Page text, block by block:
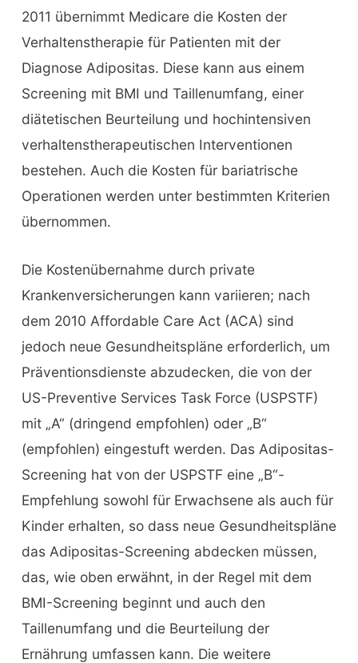
2011 übernimmt Medicare die Kosten der
Verhaltenstherapie für Patienten mit der
Diagnose Adipositas. Diese kann aus einem
Screening mit BMI und Taillenumfang, einer
diätetischen Beurteilung und hochintensiven
verhaltenstherapeutischen Interventionen
bestehen. Auch die Kosten für bariatrische
Operationen werden unter bestimmten Kriterien
übernommen.
Die Kostenübernahme durch private
Krankenversicherungen kann variieren; nach
dem 2010 Affordable Care Act (ACA) sind
jedoch neue Gesundheitspläne erforderlich, um
Präventionsdienste abzudecken, die von der
US-Preventive Services Task Force (USPSTF)
mit „A“ (dringend empfohlen) oder „B“
(empfohlen) eingestuft werden. Das Adipositas-
Screening hat von der USPSTF eine „B“-
Empfehlung sowohl für Erwachsene als auch für
Kinder erhalten, so dass neue Gesundheitspläne
das Adipositas-Screening abdecken müssen,
das, wie oben erwähnt, in der Regel mit dem
BMI-Screening beginnt und auch den
Taillenumfang und die Beurteilung der
Ernährung umfassen kann. Die weitere